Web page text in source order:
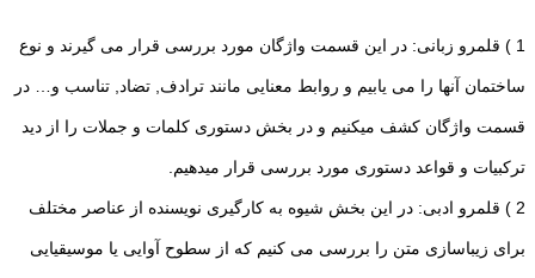
1 ) قلمرو زبانی: در این قسمت واژگان مورد بررسی قرار می گیرند و نوع
ساختمان آنها را می یابیم و روابط معنایی مانند ترادف, تضاد, تناسب و… در
قسمت واژگان کشف میکنیم و در بخش دستوری کلمات و جملات را از دید
ترکبیات و قواعد دستوری مورد بررسی قرار میدهیم.
2 ) قلمرو ادبی: در این بخش شیوه به کارگیری نویسنده از عناصر مختلف
برای زیباسازی متن را بررسی می کنیم که از سطوح آوایی یا موسیقیایی